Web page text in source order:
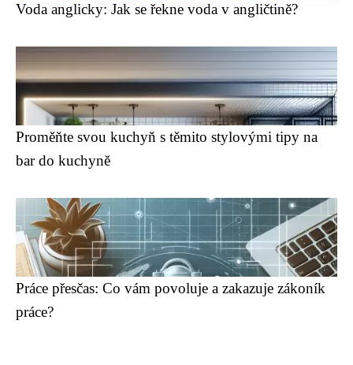
Voda anglicky: Jak se řekne voda v angličtině?
Proměňte svou kuchyň s těmito stylovými tipy na
bar do kuchyně
Práce přesčas: Co vám povoluje a zakazuje zákoník
práce?